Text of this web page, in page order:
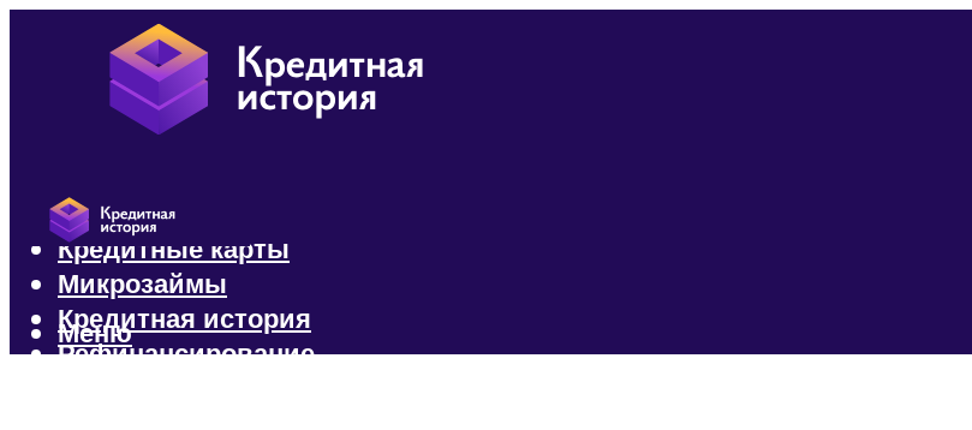
Кредиты
Кредитные карты
Микрозаймы
Кредитная история
Рефинансирование
Меню